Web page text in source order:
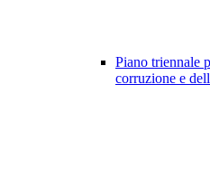
Piano triennale
corruzione e